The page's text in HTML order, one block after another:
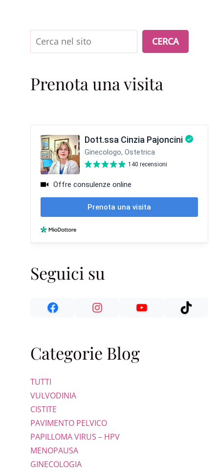
Cerca CERCA
Prenota una visita
Seguici su
Categorie Blog
TUTTI
VULVODINIA
CISTITE
PAVIMENTO PELVICO
PAPILLOMA VIRUS – HPV
MENOPAUSA
GINECOLOGIA